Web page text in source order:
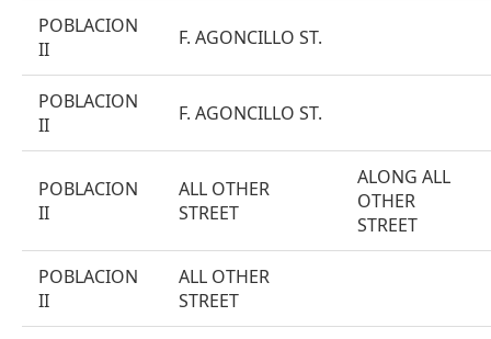
POBLACION
II
F. AGONCILLO ST.
POBLACION
II
F. AGONCILLO ST.
POBLACION
II
ALL OTHER
STREET
ALONG ALL
OTHER
STREET
POBLACION
II
ALL OTHER
STREET